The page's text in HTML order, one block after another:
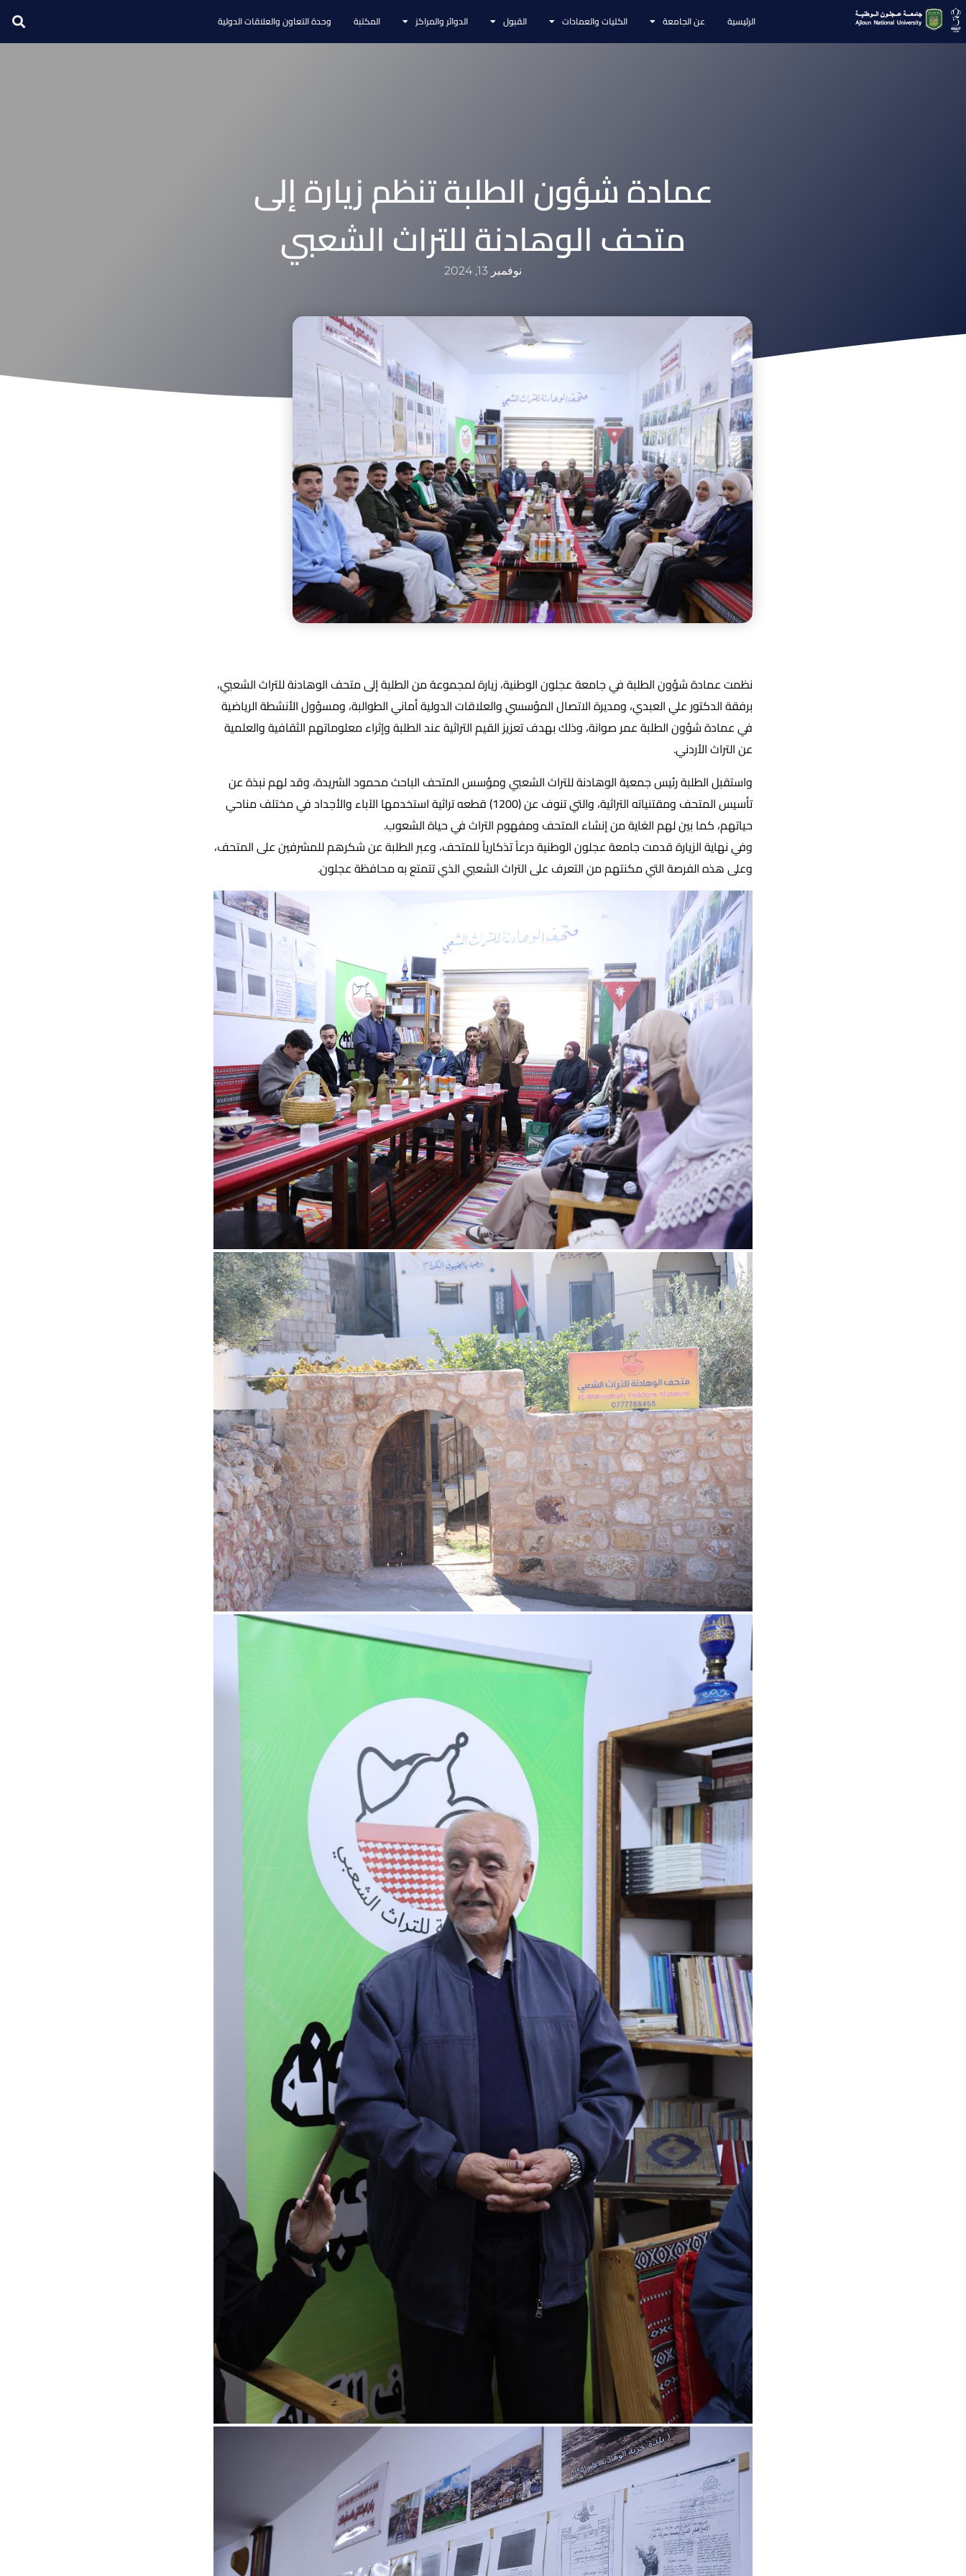
الرئيسية عن الجامعة الكليات والعمادات القبول الدوائر والمراكز المكتبة وحدة التعاون والعلاقات الدولية
عمادة شؤون الطلبة تنظم زيارة إلى
متحف الوهادنة للتراث الشعبي
نوفمبر 13, 2024
نظمت عمادة شؤون الطلبة في جامعة عجلون الوطنية، زيارة لمجموعة من الطلبة إلى متحف الوهادنة للتراث الشعبي،
برفقة الدكتور علي العبدي، ومديرة الاتصال المؤسسي والعلاقات الدولية أماني الطوالبة، ومسؤول الأنشطة الرياضية
في عمادة شؤون الطلبة عمر صوانة، وذلك بهدف تعزيز القيم التراثية عند الطلبة وإثراء معلوماتهم الثقافية والعلمية
عن التراث الأردني.
واستقبل الطلبة رئيس جمعية الوهادنة للتراث الشعبي ومؤسس المتحف الباحث محمود الشريدة، وقد لهم نبذة عن
تأسيس المتحف ومقتنياته التراثية، والتي تنوف عن (1200) قطعه تراثية استخدمها الآباء والأجداد في مختلف مناحي
حياتهم، كما بين لهم الغاية من إنشاء المتحف ومفهوم التراث في حياة الشعوب.
وفي نهاية الزيارة قدمت جامعة عجلون الوطنية درعاً تذكارياً للمتحف، وعبر الطلبة عن شكرهم للمشرفين على المتحف،
وعلى هذه الفرصة التي مكنتهم من التعرف على التراث الشعبي الذي تتمتع به محافظة عجلون.